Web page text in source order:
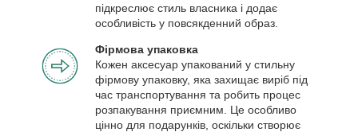
підкреслює стиль власника і додає
особливість у повсякденний образ.
Фірмова упаковка
Кожен аксесуар упакований у стильну
фірмову упаковку, яка захищає виріб під
час транспортування та робить процес
розпакування приємним. Це особливо
цінно для подарунків, оскільки створює